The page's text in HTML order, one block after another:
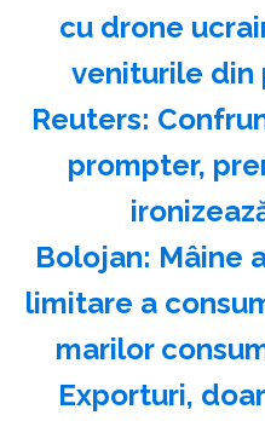
cu drone
veniturile din
Reuters:
prompter,
Bolojan: Mâine
limitare a
marilor
Exporturi,